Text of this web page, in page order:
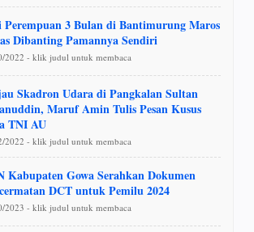
Perempuan 3 Bulan di Bantimurung Maros
Dibanting Pamannya Sendiri
2022 - klik judul untuk membaca
Skadron Udara di Pangkalan Sultan
Maruf Amin Tulis Pesan Kusus
TNI AU
2022 - klik judul untuk membaca
Kabupaten Gowa Serahkan Dokumen
DCT untuk Pemilu 2024
2023 - klik judul untuk membaca